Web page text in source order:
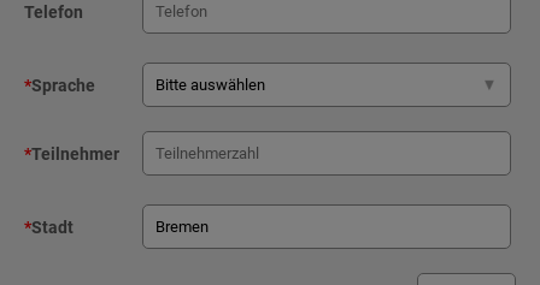
Telefon
*Sprache
*Teilnehmer
*Stadt